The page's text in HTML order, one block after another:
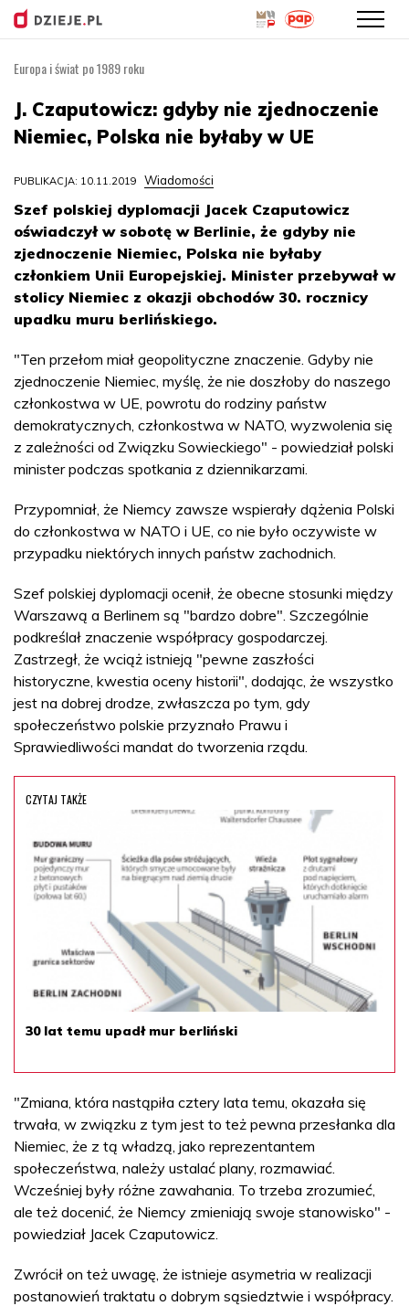
treści
Europa i świat po 1989 roku
J. Czaputowicz: gdyby nie zjednoczenie
Niemiec, Polska nie byłaby w UE
PUBLIKACJA: 10.11.2019 Wiadomości
Szef polskiej dyplomacji Jacek Czaputowicz
oświadczył w sobotę w Berlinie, że gdyby nie
zjednoczenie Niemiec, Polska nie byłaby
członkiem Unii Europejskiej. Minister przebywał w
stolicy Niemiec z okazji obchodów 30. rocznicy
upadku muru berlińskiego.
"Ten przełom miał geopolityczne znaczenie. Gdyby nie
zjednoczenie Niemiec, myślę, że nie doszłoby do naszego
członkostwa w UE, powrotu do rodziny państw
demokratycznych, członkostwa w NATO, wyzwolenia się
z zależności od Związku Sowieckiego" - powiedział polski
minister podczas spotkania z dziennikarzami.
Przypomniał, że Niemcy zawsze wspierały dążenia Polski
do członkostwa w NATO i UE, co nie było oczywiste w
przypadku niektórych innych państw zachodnich.
Szef polskiej dyplomacji ocenił, że obecne stosunki między
Warszawą a Berlinem są "bardzo dobre". Szczególnie
podkreślał znaczenie współpracy gospodarczej.
Zastrzegł, że wciąż istnieją "pewne zaszłości
historyczne, kwestia oceny historii", dodając, że wszystko
jest na dobrej drodze, zwłaszcza po tym, gdy
społeczeństwo polskie przyznało Prawu i
Sprawiedliwości mandat do tworzenia rządu.
CZYTAJ TAKŻE
30 lat temu upadł mur berliński
"Zmiana, która nastąpiła cztery lata temu, okazała się
trwała, w związku z tym jest to też pewna przesłanka dla
Niemiec, że z tą władzą, jako reprezentantem
społeczeństwa, należy ustalać plany, rozmawiać.
Wcześniej były różne zawahania. To trzeba zrozumieć,
ale też docenić, że Niemcy zmieniają swoje stanowisko" -
powiedział Jacek Czaputowicz.
Zwrócił on też uwagę, że istnieje asymetria w realizacji
postanowień traktatu o dobrym sąsiedztwie i współpracy.